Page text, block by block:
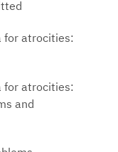
for atrocities:
for atrocities:
and